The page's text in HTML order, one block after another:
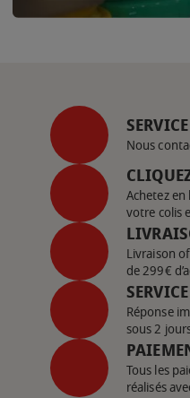
Nous
Achetez
votre colis
Livraison
de 299€
Réponse
sous 2
Tous les
réalisés